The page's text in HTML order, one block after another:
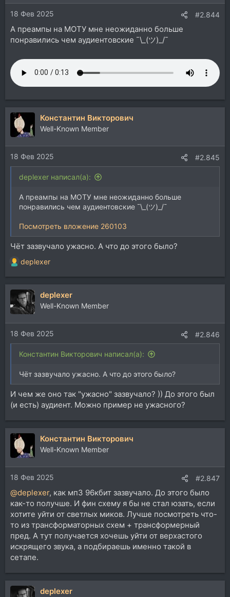
и
:18 Фев 2025 #2.844
А преампы на МОТУ мне неожиданно больше
понравились чем аудиентовские ¯\_(ツ)_/¯
Константин Викторович
Well-Known Member
18 Фев 2025 #2.845
deplexer написал(а):
А преампы на МОТУ мне неожиданно больше
понравились чем аудиентовские ¯\_(ツ)_/¯
Посмотреть вложение 260103
Чёт зазвучало ужасно. А что до этого было?
Р
е
а
ц
и
и
:
deplexer
deplexer
Well-Known Member
18 Фев 2025 #2.846
Константин Викторович написал(а):
Чёт зазвучало ужасно. А что до этого было?
И чем же оно так "ужасно" зазвучало? )) До этого был
(и есть) аудиент. Можно пример не ужасного?
Константин Викторович
Well-Known Member
18 Фев 2025 #2.847
@deplexer, как мп3 96кбит зазвучало. До этого было
как-то получше. И фин схему я бы не стал юзать, если
хотите уйти от светлых миков. Лучше посмотреть что-
то из трансформаторных схем + трансформерный
пред. А тут получается хочешь уйти от верхастого
искрящего звука, а подбираешь именно такой в
сетапе.
deplexer